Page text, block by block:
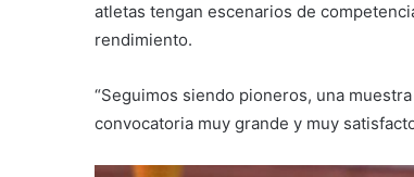
atletas tengan escenarios de
rendimiento.
“Seguimos siendo pioneros, una
convocatoria muy grande y muy